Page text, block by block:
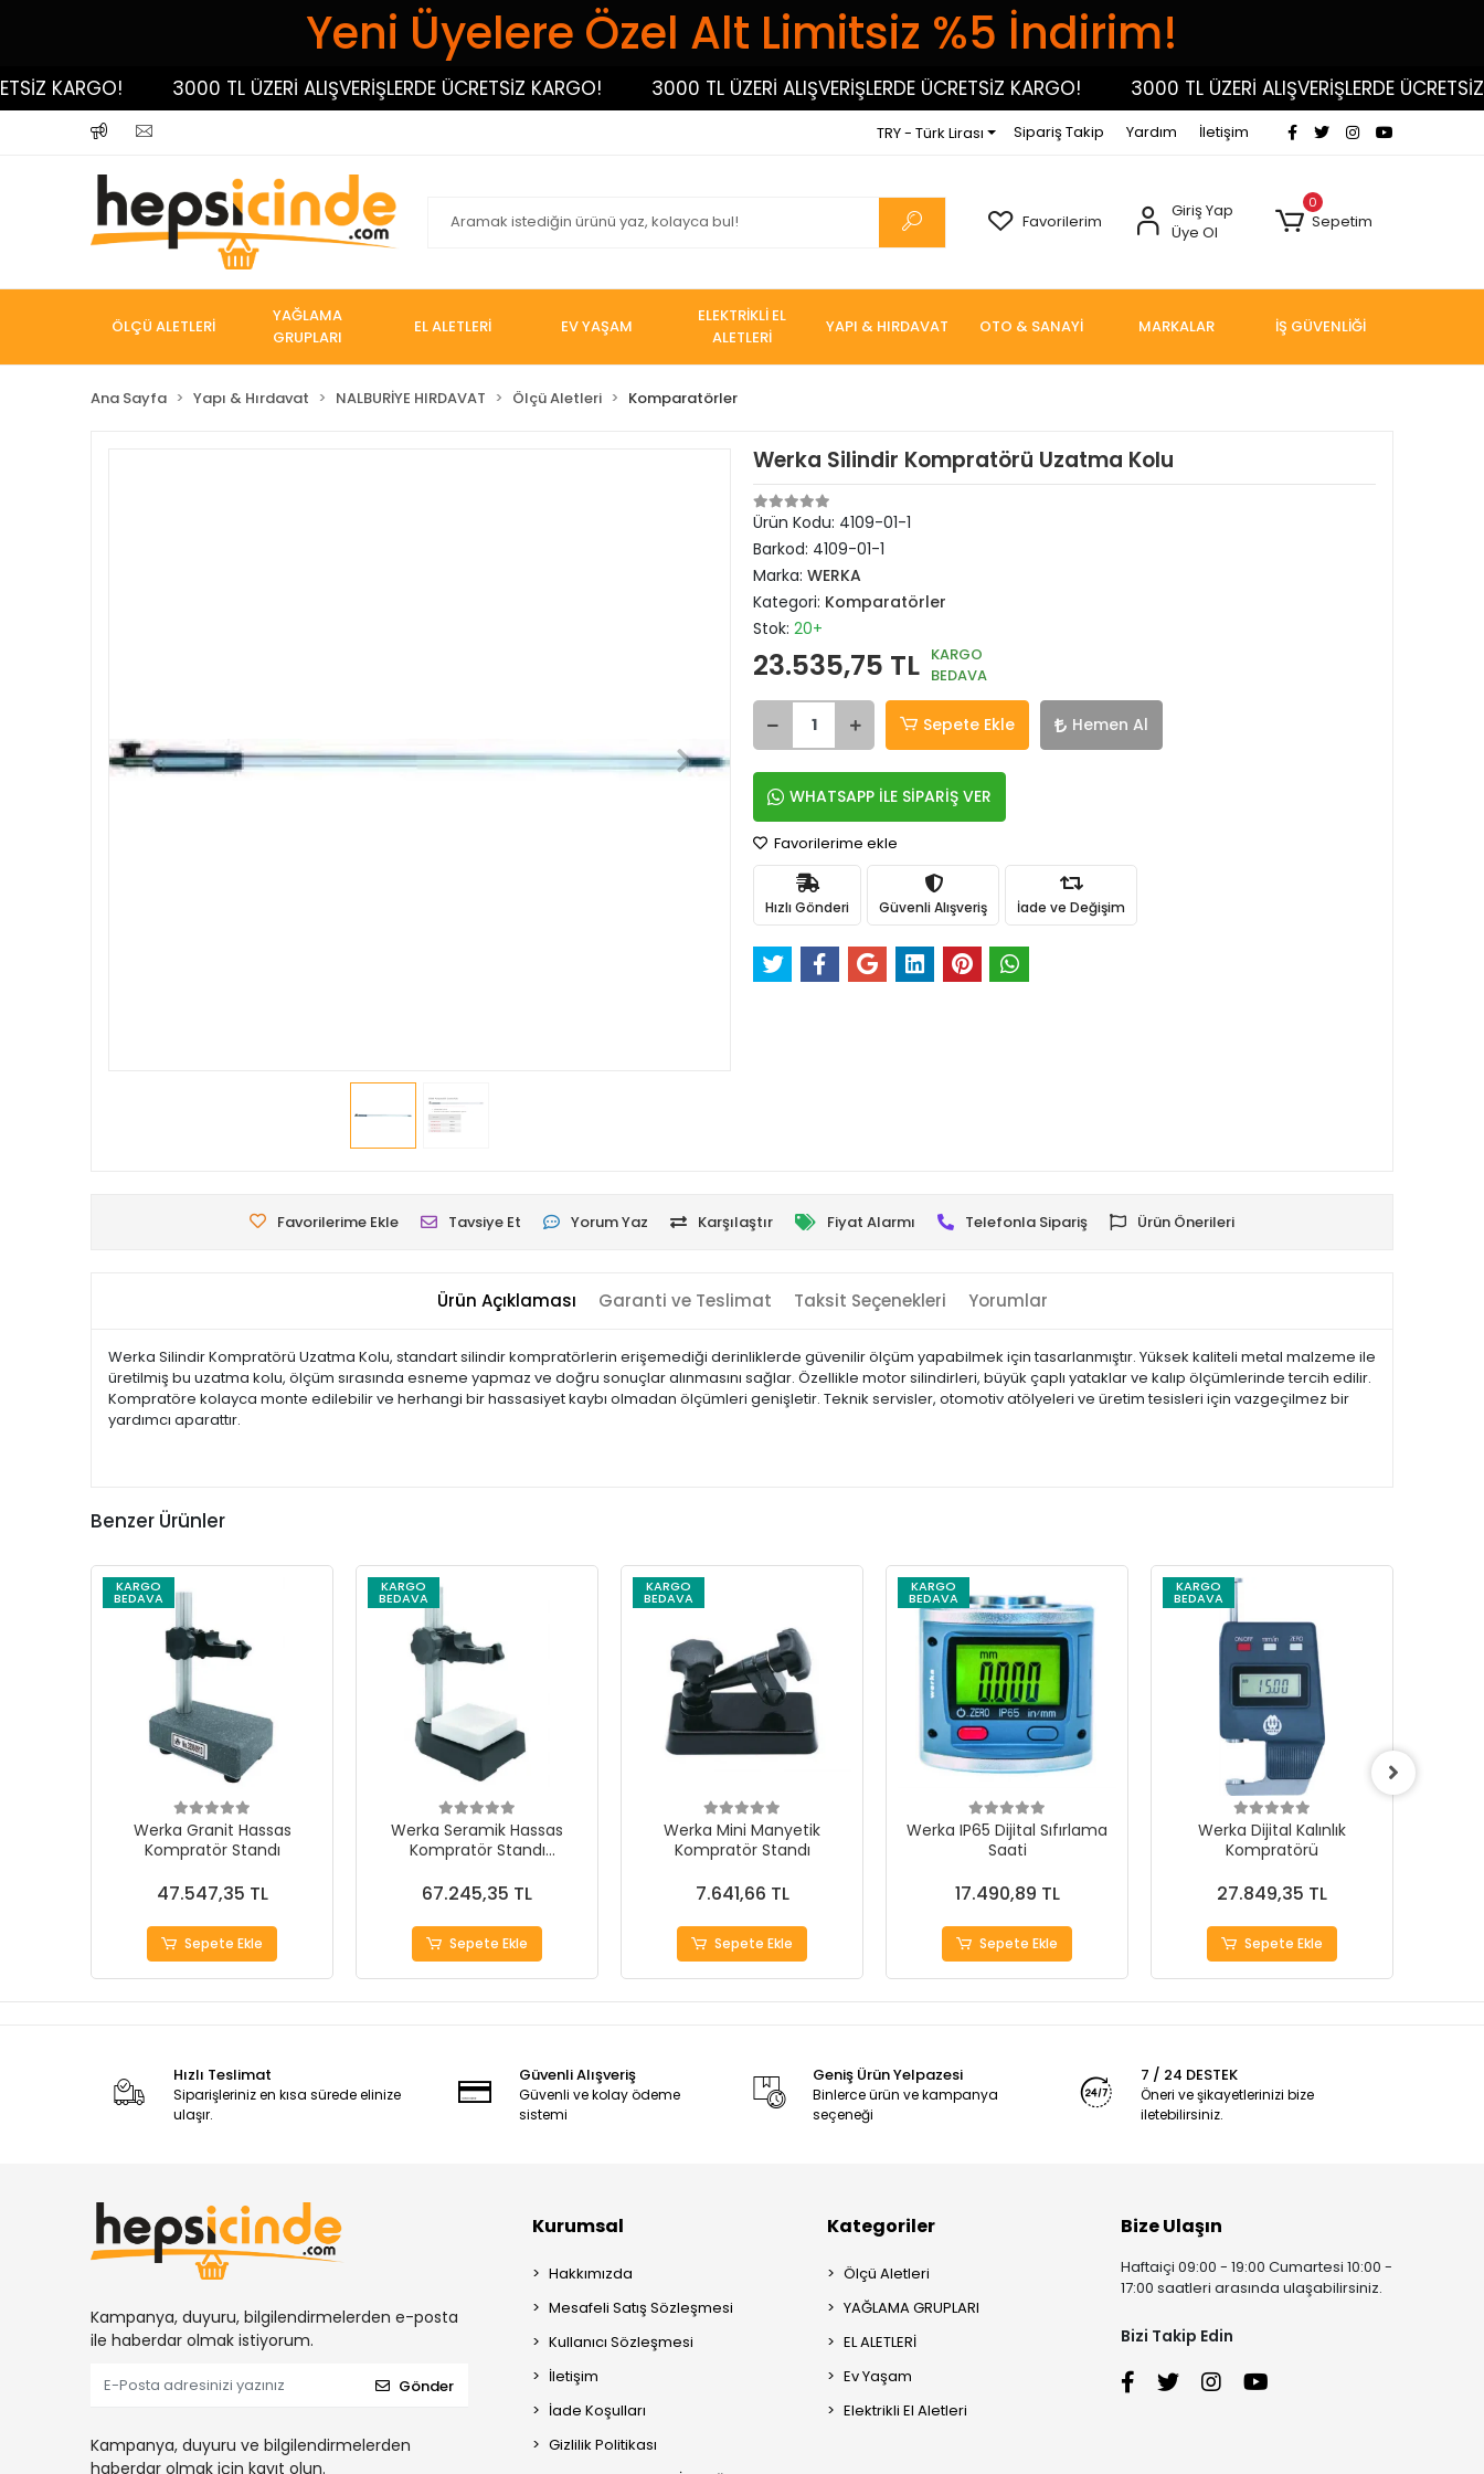
Yeni Üyelere Özel Alt Limitsiz %5 İndirim!
KARGO! 3000 TL ÜZERİ ALIŞVERİŞLERDE ÜCRETSİZ KARGO! 3000 TL ÜZERİ ALIŞVERİŞLERDE ÜCRETSİZ KARGO! 3000 TL ÜZERİ ALIŞVERİŞLERDE ÜCRETSİZ
TRY - Türk Lirası Sipariş Takip Yardım İletişim
Favorilerim
Giriş Yap
Üye Ol
0
Sepetim
ÖLÇÜ ALETLERİ
YAĞLAMA
GRUPLARI
EL ALETLERİ EV YAŞAM
ELEKTRİKLİ EL
ALETLERİ
YAPI & HIRDAVAT OTO & SANAYİ MARKALAR İŞ GÜVENLİĞİ
Ana Sayfa Yapı & Hırdavat NALBURİYE HIRDAVAT Ölçü Aletleri Komparatörler
Werka Silindir Kompratörü Uzatma Kolu
Ürün Kodu: 4109-01-1
Barkod: 4109-01-1
Marka: WERKA
Kategori: Komparatörler
Stok: 20+
23.535,75 TL KARGO
BEDAVA
Sepete Ekle Hemen Al
WHATSAPP İLE SİPARİŞ VER
Favorilerime ekle
Hızlı Gönderi Güvenli Alışveriş İade ve Değişim
Favorilerime Ekle Tavsiye Et Yorum Yaz Karşılaştır Fiyat Alarmı Telefonla Sipariş Ürün Önerileri
Ürün Açıklaması Garanti ve Teslimat Taksit Seçenekleri Yorumlar
Werka Silindir Kompratörü Uzatma Kolu, standart silindir kompratörlerin erişemediği derinliklerde güvenilir ölçüm yapabilmek için tasarlanmıştır. Yüksek kaliteli metal malzeme ile
üretilmiş bu uzatma kolu, ölçüm sırasında esneme yapmaz ve doğru sonuçlar alınmasını sağlar. Özellikle motor silindirleri, büyük çaplı yataklar ve kalıp ölçümlerinde tercih edilir.
Kompratöre kolayca monte edilebilir ve herhangi bir hassasiyet kaybı olmadan ölçümleri genişletir. Teknik servisler, otomotiv atölyeleri ve üretim tesisleri için vazgeçilmez bir
yardımcı aparattır.
Benzer Ürünler
KARGO
BEDAVA
Werka Granit Hassas
Kompratör Standı
47.547,35 TL
Sepete Ekle
KARGO
BEDAVA
Werka Seramik Hassas
Kompratör Standı
67.245,35 TL
Sepete Ekle
KARGO
BEDAVA
Werka Mini Manyetik
Kompratör Standı
7.641,66 TL
Sepete Ekle
KARGO
BEDAVA
Werka IP65 Dijital Sıfırlama
Saati
17.490,89 TL
Sepete Ekle
KARGO
BEDAVA
Werka Dijital Kalınlık
Kompratörü
27.849,35 TL
Sepete Ekle
Hızlı Teslimat
Siparişleriniz en kısa sürede elinize
ulaşır.
Güvenli Alışveriş
Güvenli ve kolay ödeme
sistemi
Geniş Ürün Yelpazesi
Binlerce ürün ve kampanya
seçeneği
7 / 24 DESTEK
Öneri ve şikayetlerinizi bize
iletebilirsiniz.
Kampanya, duyuru, bilgilendirmelerden e-posta
ile haberdar olmak istiyorum.
Gönder
Kampanya, duyuru ve bilgilendirmelerden
haberdar olmak için kayıt olun.
Kurumsal
Hakkımızda
Mesafeli Satış Sözleşmesi
Kullanıcı Sözleşmesi
İletişim
İade Koşulları
Gizlilik Politikası
Kategoriler
Ölçü Aletleri
YAĞLAMA GRUPLARI
EL ALETLERİ
Ev Yaşam
Elektrikli El Aletleri
Bize Ulaşın
Haftaiçi 09:00 - 19:00 Cumartesi 10:00 -
17:00 saatleri arasında ulaşabilirsiniz.
Bizi Takip Edin